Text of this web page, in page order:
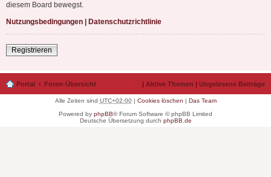
diesem Board bewegst.
Nutzungsbedingungen | Datenschutzrichtlinie
Registrieren
Portal Foren-Übersicht | Aktive Themen | Ungelesene Beiträge
Alle Zeiten sind UTC+02:00| Cookies löschen | Das Team
Powered by phpBB® Forum Software © phpBB Limited
Deutsche Übersetzung durch phpBB.de